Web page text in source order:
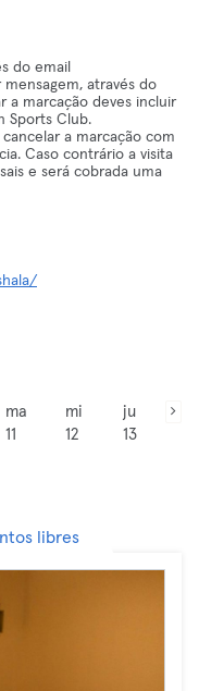
do email
mensagem, através do
a marcação deves incluir
Sports Club.
a marcação com
Caso contrário a visita
e será cobrada uma
ma
11
mi
12
ju
13
libres